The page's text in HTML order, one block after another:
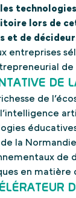
lors de
et de
entreprises
de
DE
de
la
en matière